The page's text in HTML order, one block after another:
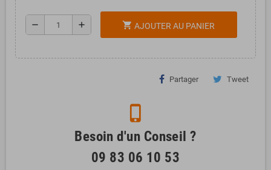
remove add shopping_cart AJOUTER AU PANIER
Partager Tweet
phone_iphone
Besoin d'un Conseil ?
09 83 06 10 53